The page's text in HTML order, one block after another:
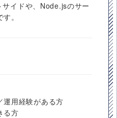
イドや、Node.jsのサー
。
運用経験がある方
る方